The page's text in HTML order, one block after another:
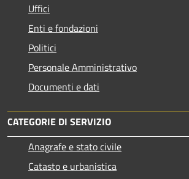
Uffici
Enti e fondazioni
Politici
Personale Amministrativo
Documenti e dati
CATEGORIE DI SERVIZIO
Anagrafe e stato civile
Catasto e urbanistica